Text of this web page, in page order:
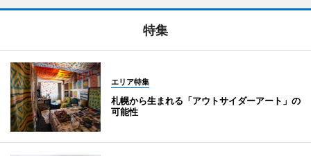
特集
エリア特集
札幌から生まれる「アウトサイダーアート」の
可能性